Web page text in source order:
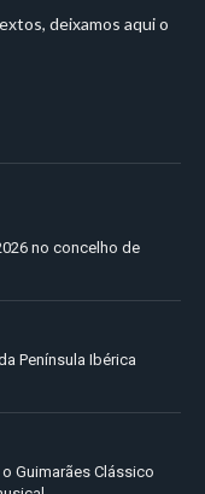
deixamos aqui o
no concelho de
Península Ibérica
Guimarães Clássico